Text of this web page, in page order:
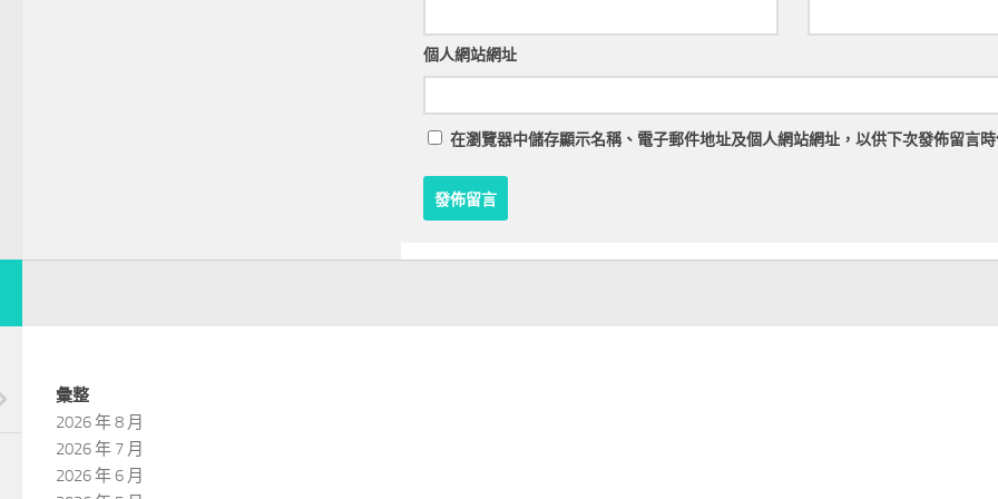
個人網站網址
在瀏覽器中儲存顯示名稱、電子郵件地址及個人網站網址，以供下次發佈留言
彙整
2026 年 8 月
2026 年 7 月
2026 年 6 月